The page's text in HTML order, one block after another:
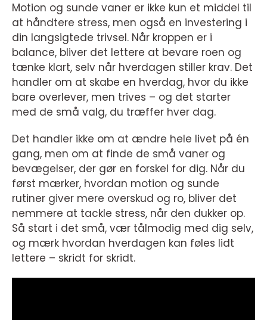
Motion og sunde vaner er ikke kun et middel til
at håndtere stress, men også en investering i
din langsigtede trivsel. Når kroppen er i
balance, bliver det lettere at bevare roen og
tænke klart, selv når hverdagen stiller krav. Det
handler om at skabe en hverdag, hvor du ikke
bare overlever, men trives – og det starter
med de små valg, du træffer hver dag.
Det handler ikke om at ændre hele livet på én
gang, men om at finde de små vaner og
bevægelser, der gør en forskel for dig. Når du
først mærker, hvordan motion og sunde
rutiner giver mere overskud og ro, bliver det
nemmere at tackle stress, når den dukker op.
Så start i det små, vær tålmodig med dig selv,
og mærk hvordan hverdagen kan føles lidt
lettere – skridt for skridt.